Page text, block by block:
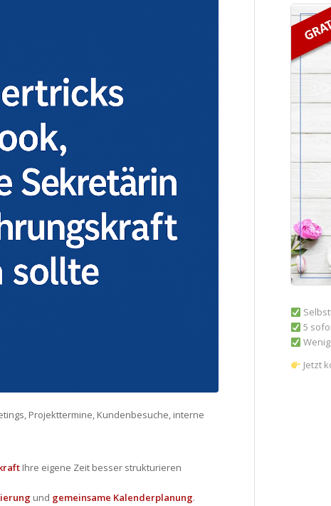
Projekttermine, Kundenbesuche, interne
Ihre eigene Zeit besser strukturieren
und gemeinsame Kalenderplanung.
5
Jetzt